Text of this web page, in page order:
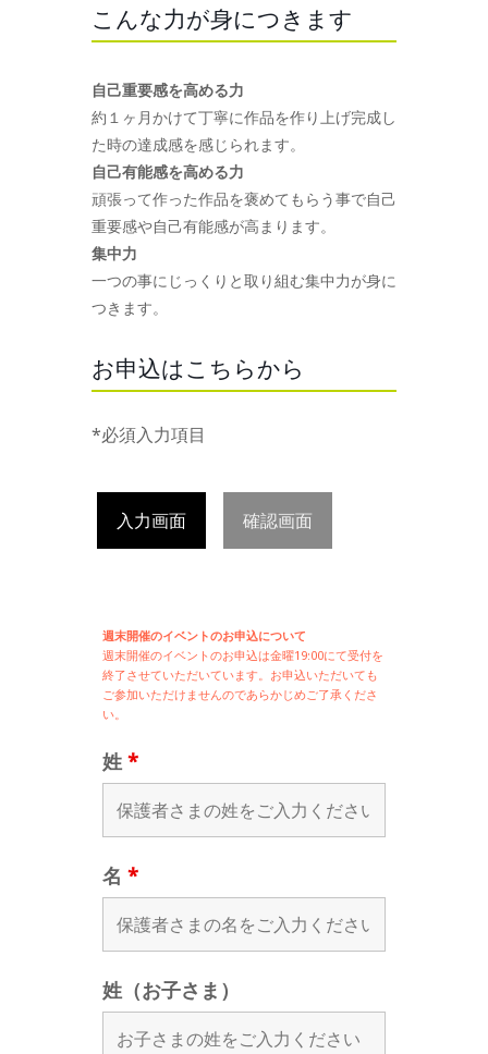
こんな力が身につきます
自己重要感を高める力
約１ヶ月かけて丁寧に作品を作り上げ完成し
た時の達成感を感じられます。
自己有能感を高める力
頑張って作った作品を褒めてもらう事で自己
重要感や自己有能感が高まります。
集中力
一つの事にじっくりと取り組む集中力が身に
つきます。
お申込はこちらから
*必須入力項目
入力画面 確認画面
週末開催のイベントのお申込について
週末開催のイベントのお申込は金曜19:00にて受付を
終了させていただいています。お申込いただいても
ご参加いただけませんのであらかじめご了承くださ
い。
姓 *
名 *
姓（お子さま）